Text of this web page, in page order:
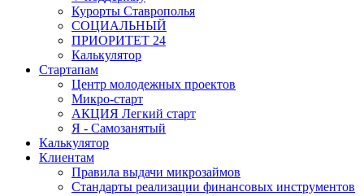
Курорты Ставрополья
СОЦИАЛЬНЫЙ
ПРИОРИТЕТ 24
Калькулятор
Стартапам
Центр молодежных проектов
Микро-старт
АКЦИЯ Легкий старт
Я - Самозанятый
Калькулятор
Клиентам
Правила выдачи микрозаймов
Стандарты реализации финансовых инструментов